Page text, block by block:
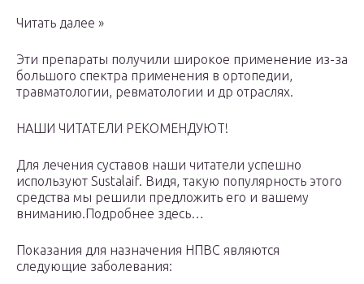
Читать далее »
Эти препараты получили широкое применение из-за
большого спектра применения в ортопедии,
травматологии, ревматологии и др отраслях.
НАШИ ЧИТАТЕЛИ РЕКОМЕНДУЮТ!
Для лечения суставов наши читатели успешно
используют Sustalaif. Видя, такую популярность этого
средства мы решили предложить его и вашему
вниманию.Подробнее здесь…
Показания для назначения НПВС являются
следующие заболевания: